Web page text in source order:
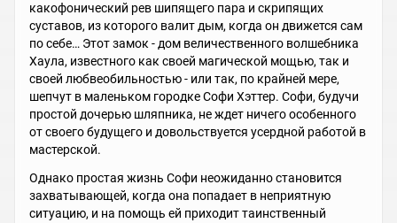
какофонический рев шипящего пара и скрипящих
суставов, из которого валит дым, когда он движется сам
по себе… Этот замок - дом величественного волшебника
Хаула, известного как своей магической мощью, так и
своей любвеобильностью - или так, по крайней мере,
шепчут в маленьком городке Софи Хэттер. Софи, будучи
простой дочерью шляпника, не ждет ничего особенного
от своего будущего и довольствуется усердной работой в
мастерской.
Однако простая жизнь Софи неожиданно становится
захватывающей, когда она попадает в неприятную
ситуацию, и на помощь ей приходит таинственный